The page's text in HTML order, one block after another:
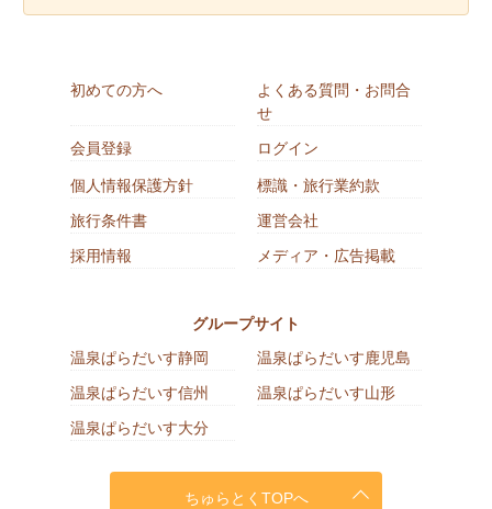
初めての方へ
よくある質問・お問合
せ
会員登録
ログイン
個人情報保護方針
標識・旅行業約款
旅行条件書
運営会社
採用情報
メディア・広告掲載
グループサイト
温泉ぱらだいす静岡
温泉ぱらだいす鹿児島
温泉ぱらだいす信州
温泉ぱらだいす山形
温泉ぱらだいす大分
ちゅらとくTOPへ